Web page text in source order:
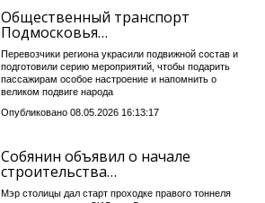
Общественный транспорт
Подмосковья…
Перевозчики региона украсили подвижной состав и
подготовили серию мероприятий, чтобы подарить
пассажирам особое настроение и напомнить о
великом подвиге народа
Опубликовано 08.05.2026 16:13:17
Собянин объявил о начале
строительства…
Мэр столицы дал старт проходке правого тоннеля